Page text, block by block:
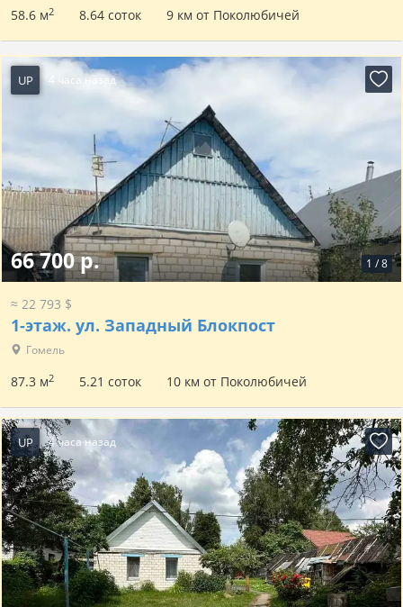
58.6 м2 8.64 соток 9 км от Поколюбичей
UP 4 часа назад
1 /8
66 700 р.
≈ 22 793 $
1-этаж. ул. Западный Блокпост
Гомель
87.3 м2 5.21 соток 10 км от Поколюбичей
UP 4 часа назад